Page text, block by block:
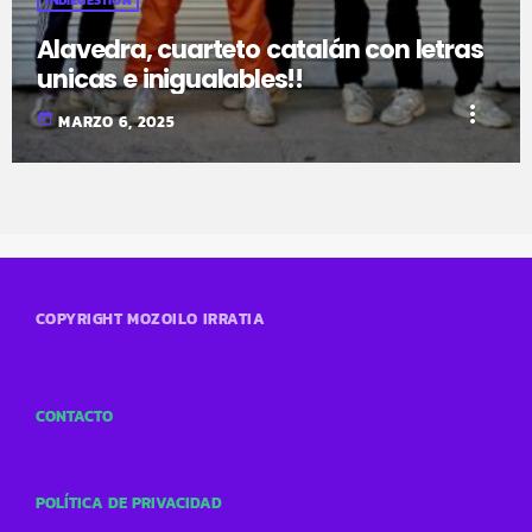
Alavedra, cuarteto catalán con letras
unicas e inigualables!!
today MARZO 6, 2025 more_vert
COPYRIGHT MOZOILO IRRATIA
CONTACTO
POLÍTICA DE PRIVACIDAD